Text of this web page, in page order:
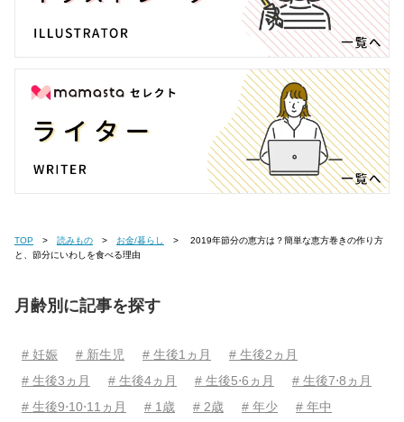
TOP 読みもの お金/暮らし
と、節分にいわしを食べる理由
月齢別に記事を探す
# 妊娠 # 新生児 # 生後1ヵ月
# 生後2ヵ月
# 生後3ヵ月
# 生後4ヵ月 # 生後5⋅6ヵ月
# 生後7⋅8ヵ月
# 生後9⋅10⋅11ヵ月
# 1歳 # 2歳 # 年少
# 年中